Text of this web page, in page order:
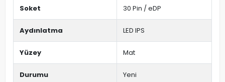
Soket 30 Pin / eDP
Aydınlatma LED IPS
Yüzey Mat
Durumu Yeni